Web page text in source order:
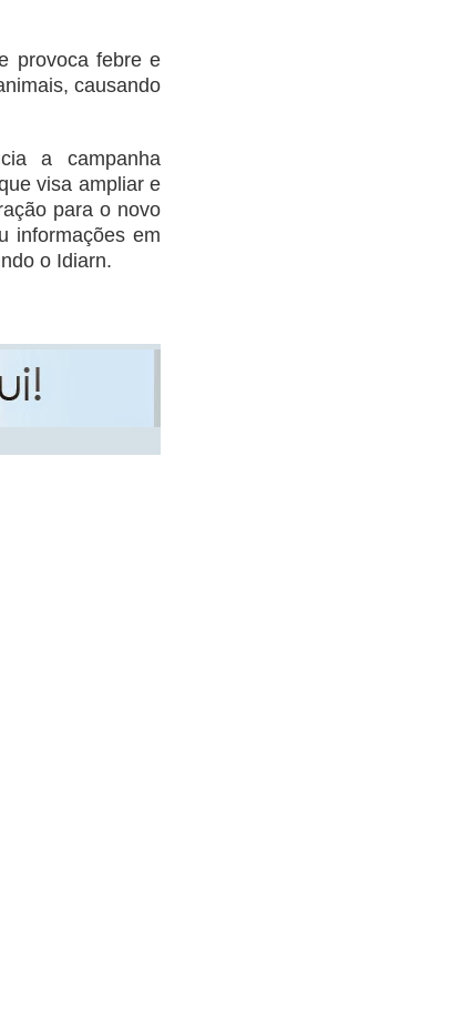
provoca febre e
causando
a campanha
visa ampliar e
para o novo
informações em
o Idiarn.